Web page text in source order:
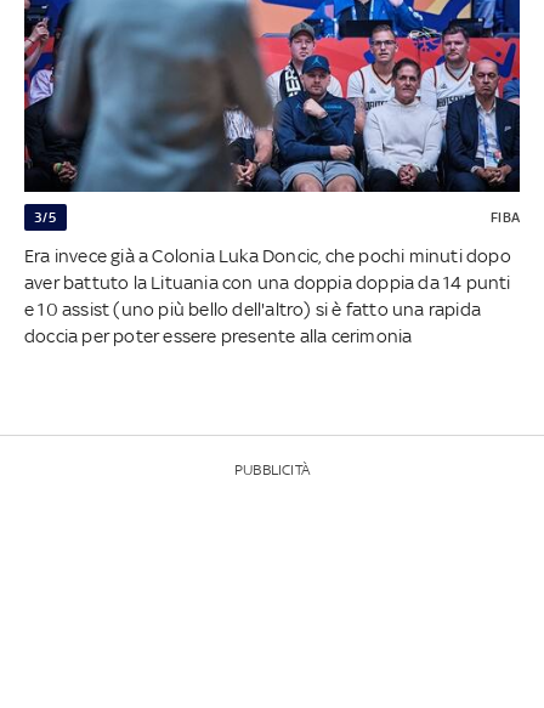
3/5 FIBA
Era invece già a Colonia Luka Doncic, che pochi minuti dopo
aver battuto la Lituania con una doppia doppia da 14 punti
e 10 assist (uno più bello dell'altro) si è fatto una rapida
doccia per poter essere presente alla cerimonia
PUBBLICITÀ